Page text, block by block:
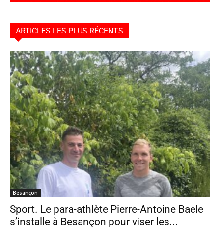
ARTICLES LES PLUS RÉCENTS
Besançon
Sport. Le para-athlète Pierre-Antoine Baele
s’installe à Besançon pour viser les...